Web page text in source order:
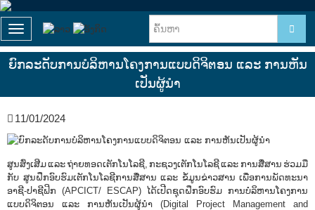
T
o
g
g
e
a
v
g
a
t
i
ຍົກລະດັບການບໍລິຫານໂຄງການແບບດິຈິຕອນ ແລະ ການຫັນ
ເປັນຜູ້ນໍາ
11/01/2024
ສູນສົ່ງເສີມ ແລະ ຖ່າຍທອດເຕັກໂນໂລຊີ, ກະຊວງເຕັກໂນໂລຊີ ແລະ ການສື່ສານ ຮ່ວມມື
ກັບ ສູນຝຶກອົບຮົມເຕັກໂນໂລຊີການສື່ສານ ແລະ ຂໍ້ມູນຂ່າວສານ ເພື່ອການພັດທະນາ
ອາຊີ-ປາຊີຟິກ (APCICT/ ESCAP) ໄດ້ເປີດຊຸດຝຶກອົບຮົມ ການບໍລິຫານໂຄງການ
ແບບດິຈິຕອນ ແລະ ການຫັນເປັນຜູ້ນໍາ (Digital Project Management and